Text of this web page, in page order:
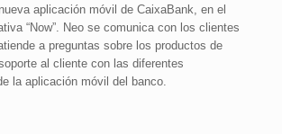
aplicación móvil de CaixaBank, en el
“Now”. Neo se comunica con los clientes
a preguntas sobre los productos de
al cliente con las diferentes
la aplicación móvil del banco.